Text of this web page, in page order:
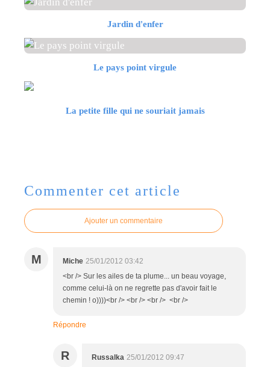
Jardin d'enfer
Le pays point virgule
La petite fille qui ne souriait jamais
Commenter cet article
Ajouter un commentaire
M Miche 25/01/2012 03:42
<br /> Sur les ailes de ta plume... un beau voyage,
comme celui-là on ne regrette pas d'avoir fait le
chemin ! o))))<br /> <br /> <br /> <br />
Répondre
R Russalka 25/01/2012 09:47